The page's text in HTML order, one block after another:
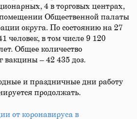
4 в торговых центрах,
Общественной палаты
округа. По состоянию на 27
человек, в том числе 9 120
Общее количество
вакцины – 42 435 доз.
и праздничные дни работу
продолжать.
от коронавируса в